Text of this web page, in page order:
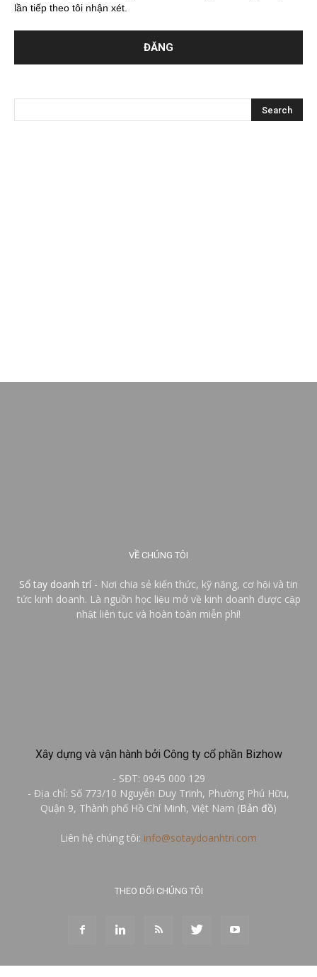
lần tiếp theo tôi nhận xét.
VỀ CHÚNG TÔI
Sổ tay doanh trí - Nơi chia sẻ kiến thức, kỹ năng, cơ hội và tin
tức kinh doanh. Là nguồn học liệu mở về kinh doanh được cập
nhật liên tục và hoàn toàn miễn phí!
Xây dựng và vận hành bởi Công ty cổ phần Bizhow
- SĐT: 0945 000 129
- Địa chỉ: Số 773/10 Nguyễn Duy Trinh, Phường Phú Hữu,
Quận 9, Thành phố Hồ Chí Minh, Việt Nam (Bản đồ)
Liên hệ chúng tôi: info@sotaydoanhtri.com
THEO DÕI CHÚNG TÔI